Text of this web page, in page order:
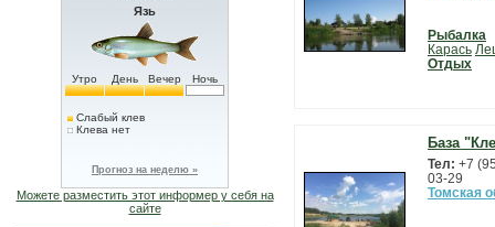
Язь
Утро День Вечер Ночь
Слабый клев
Клева нет
Прогноз на неделю »
Можете разместить этот информер у себя на
сайте
Рыбалка
Карась
Отдых
База
Тел: +7
03-29
Томская